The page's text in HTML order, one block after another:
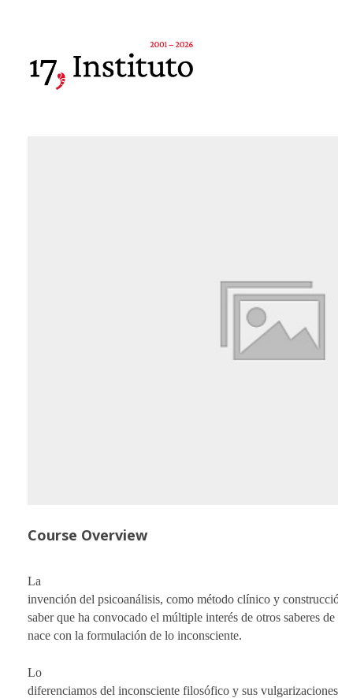
Course Overview
La
invención del psicoanálisis, como método clínico y
saber que ha convocado el múltiple interés de otros saberes
nace con la formulación de lo inconsciente.
Lo
diferenciamos del inconsciente filosófico y sus